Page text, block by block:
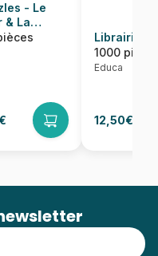
- Le
& La
Gustav
Librairie
1000
Educa
12,50€